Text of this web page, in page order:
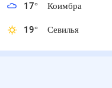
17° Коимбра
19° Севилья